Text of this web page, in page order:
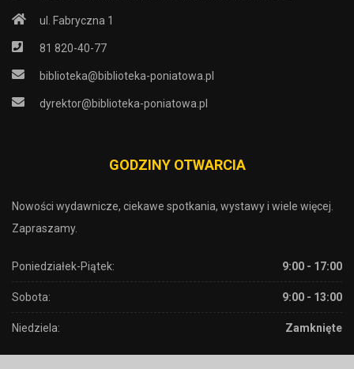
ul. Fabryczna 1
81 820-40-77
biblioteka@biblioteka-poniatowa.pl
dyrektor@biblioteka-poniatowa.pl
GODZINY OTWARCIA
Nowości wydawnicze, ciekawe spotkania, wystawy i wiele więcej.
Zapraszamy.
Poniedziałek-Piątek: 9:00 - 17:00
Sobota: 9:00 - 13:00
Niedziela: Zamknięte